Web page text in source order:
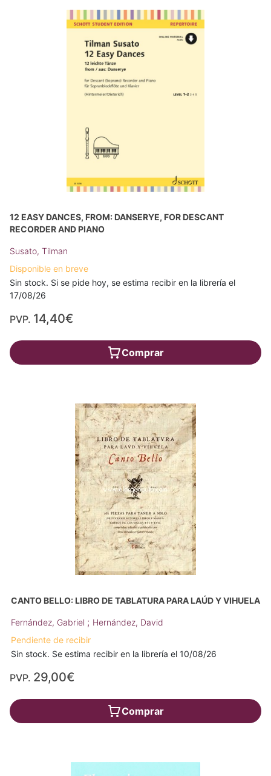
12 EASY DANCES, FROM: DANSERYE, FOR DESCANT
RECORDER AND PIANO
Susato, Tilman
Disponible en breve
Sin stock. Si se pide hoy, se estima recibir en la librería el
17/08/26
PVP. 14,40€
Comprar
CANTO BELLO: LIBRO DE TABLATURA PARA LAÚD Y VIHUELA
Fernández, Gabriel ; Hernández, David
Pendiente de recibir
Sin stock. Se estima recibir en la librería el 10/08/26
PVP. 29,00€
Comprar